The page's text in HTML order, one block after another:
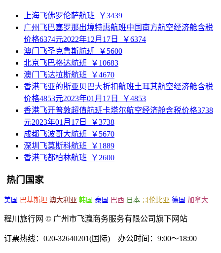
上海飞佛罗伦萨航班
￥3439
广州飞巴塞罗那出境特惠航班中国南方航空经济舱含税
价格6374元2022年12月17日
￥6374
澳门飞圣克鲁斯航班
￥5600
北京飞巴格达航班
￥10683
澳门飞达拉斯航班
￥4670
香港飞亚的斯亚贝巴大折扣航班土耳其航空经济舱含税
价格4853元2023年01月17日
￥4853
香港飞开普敦超值航班卡塔尔航空经济舱含税价格3738
元2023年01月17日
￥3738
成都飞波哥大航班
￥5670
深圳飞莫斯科航班
￥1889
香港飞都柏林航班
￥2600
热门国家
美国 巴基斯坦 澳大利亚 韩国 泰国 巴西 日本 哥伦比亚 德国 加拿大
程川旅行网 © 广州市飞瀛商务服务有限公司旗下网站
订票热线：020-32640201(国际) 办公时间：9:00～18:00